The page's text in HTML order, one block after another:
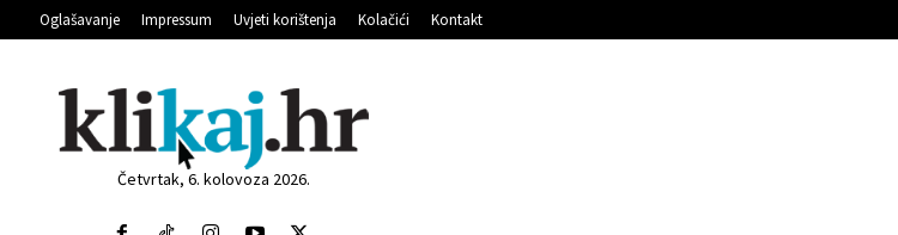
Oglašavanje Impressum Uvjeti korištenja Kolačići Kontakt
Četvrtak, 6. kolovoza 2026.